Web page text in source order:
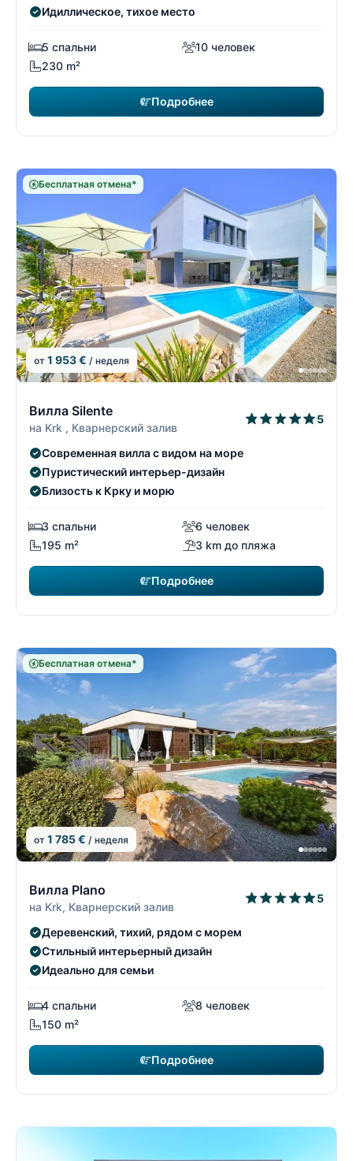
Идиллическое, тихое место
5 спальни
10 человек
230 m²
Подробнее
Бесплатная отмена*
от 1 953 € / неделя
Вилла Silente
на Krk , Кварнерский залив
5
Современная вилла с видом на море
Пуристический интерьер-дизайн
Близость к Крку и морю
3 спальни
6 человек
195 m²
3 km до пляжа
Подробнее
Бесплатная отмена*
от 1 785 € / неделя
Вилла Plano
на Krk, Кварнерский залив
5
Деревенский, тихий, рядом с морем
Стильный интерьерный дизайн
Идеально для семьи
4 спальни
8 человек
150 m²
Подробнее